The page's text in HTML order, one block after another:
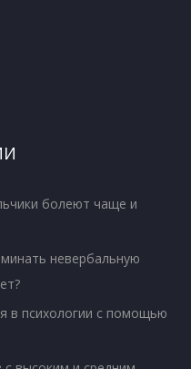
болеют чаще и
невербальную
в психологии с помощью